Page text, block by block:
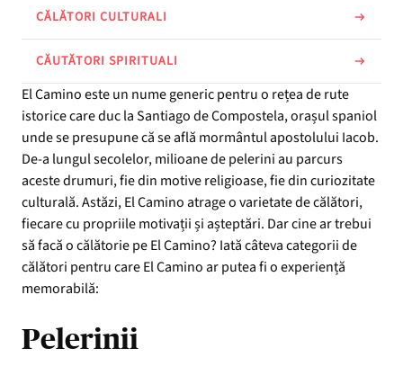
CĂLĂTORI CULTURALI
CĂUTĂTORI SPIRITUALI
El Camino este un nume generic pentru o rețea de rute
istorice care duc la Santiago de Compostela, orașul spaniol
unde se presupune că se află mormântul apostolului Iacob.
De-a lungul secolelor, milioane de pelerini au parcurs
aceste drumuri, fie din motive religioase, fie din curiozitate
culturală. Astăzi, El Camino atrage o varietate de călători,
fiecare cu propriile motivații și așteptări. Dar cine ar trebui
să facă o călătorie pe El Camino? Iată câteva categorii de
călători pentru care El Camino ar putea fi o experiență
memorabilă:
Pelerinii